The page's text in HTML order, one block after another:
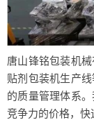
唐山锋铭包装机
贴剂包装机生产
的质量管理体系
竞争力的价格，快